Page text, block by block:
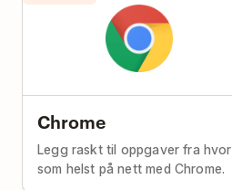
Chrome
Legg raskt til oppgaver fra hvor
som helst på nett med Chrome.